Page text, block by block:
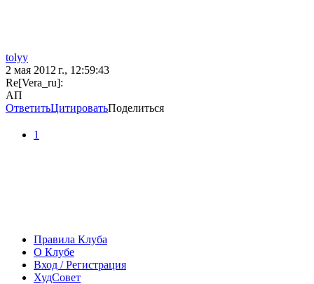
tolyy
2 мая 2012 г., 12:59:43
Re[Vera_ru]:
АП
ОтветитьЦитироватьПоделиться
1
Правила Клуба
О Клубе
Вход / Регистрация
ХудСовет